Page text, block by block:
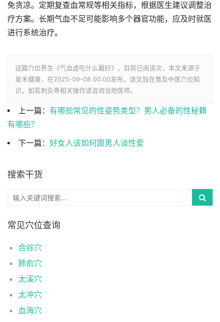
免贪凉。定期复查血常规等相关指标，根据医生建议调整治
疗方案。长期气血不足可能影响多个器官功能，应及时就医
进行系统治疗。
这篇穴位养生《气血虚吃什么最好》，目前已阅读次，本文来源于
复禾健康，在2025-09-08 00:00发布，该文旨在普及中医穴位知
识，如若刺灸等相关操作请咨询当地医师。
上一篇： 有哪些常见的性姿势类型？男人必备的性秘籍
有哪些？
下一篇： 好女人该如何跟男人谈性爱
搜索干货
常见穴位查询
合谷穴
肺俞穴
太溪穴
太冲穴
血海穴